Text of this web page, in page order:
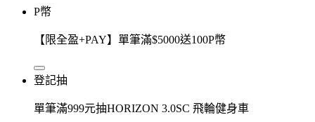
P幣
【限全盈+PAY】單筆滿$5000送100P幣
登記抽
單筆滿999元抽HORIZON 3.0SC 飛輪健身車